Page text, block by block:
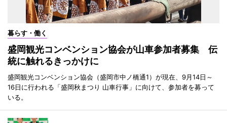
暮らす・働く
盛岡観光コンベンション協会が山車参加者募集 伝
統に触れるきっかけに
盛岡観光コンベンション協会（盛岡市中ノ橋通1）が現在、9月14日～
16日に行われる「盛岡秋まつり 山車行事」に向けて、参加者を募って
いる。